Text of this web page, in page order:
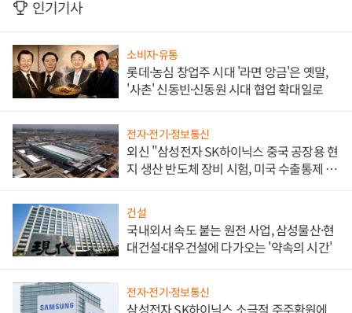
인기기사
소비자·유통
롯데·농심 창업주 시대 '라면 앙금'은 옛말,
'사촌' 신동빈·신동원 시대 협업 확대일로
전자·전기·정보통신
외신 "삼성전자 SK하이닉스 중국 공장용 현
지 생산 반도체 장비 시험, 미국 수출통제 대
건설
국내외서 속도 붙는 원전 사업, 삼성물산·현
대건설·대우건설에 다가오는 '약속의 시간'
전자·전기·정보통신
삼성전자 SK하이닉스 소극적 주주환원에